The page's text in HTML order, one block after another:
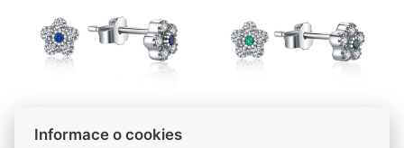
Informace o cookies